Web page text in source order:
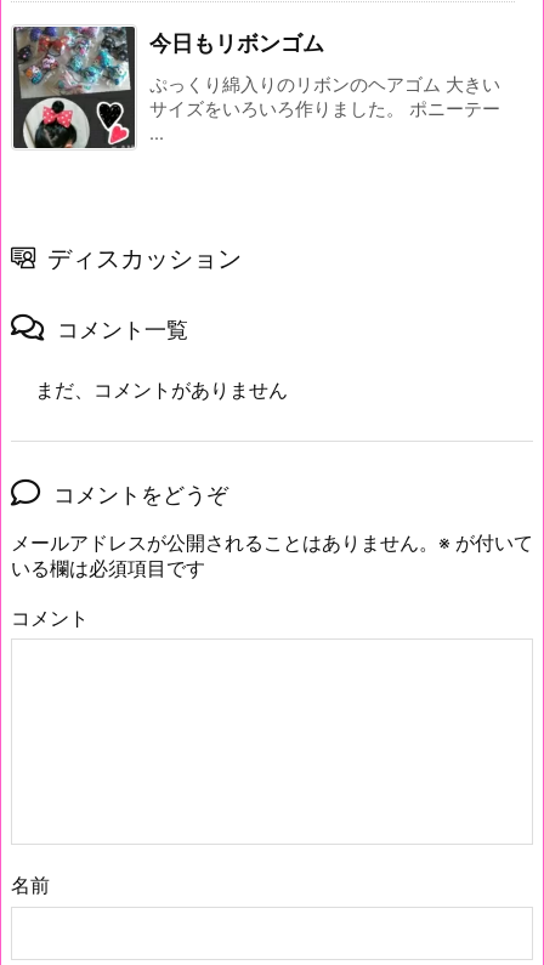
今日もリボンゴム
ぷっくり綿入りのリボンのヘアゴム 大きい
サイズをいろいろ作りました。 ポニーテー
...
ディスカッション
コメント一覧
まだ、コメントがありません
コメントをどうぞ
メールアドレスが公開されることはありません。 ※ が付いて
いる欄は必須項目です
コメント
名前